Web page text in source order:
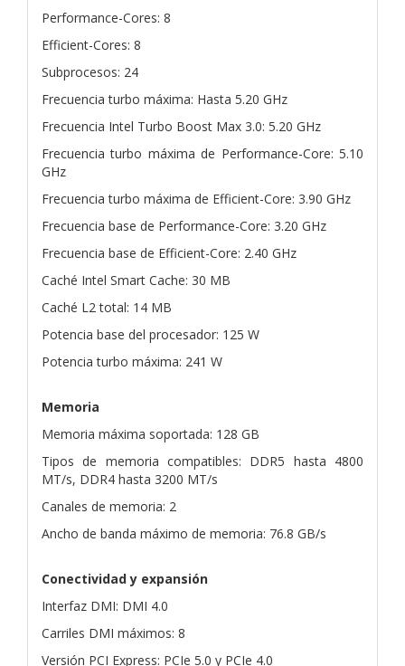
Performance-Cores: 8
Efficient-Cores: 8
Subprocesos: 24
Frecuencia turbo máxima: Hasta 5.20 GHz
Frecuencia Intel Turbo Boost Max 3.0: 5.20 GHz
Frecuencia turbo máxima de Performance-Core: 5.10
GHz
Frecuencia turbo máxima de Efficient-Core: 3.90 GHz
Frecuencia base de Performance-Core: 3.20 GHz
Frecuencia base de Efficient-Core: 2.40 GHz
Caché Intel Smart Cache: 30 MB
Caché L2 total: 14 MB
Potencia base del procesador: 125 W
Potencia turbo máxima: 241 W
Memoria
Memoria máxima soportada: 128 GB
Tipos de memoria compatibles: DDR5 hasta 4800
MT/s, DDR4 hasta 3200 MT/s
Canales de memoria: 2
Ancho de banda máximo de memoria: 76.8 GB/s
Conectividad y expansión
Interfaz DMI: DMI 4.0
Carriles DMI máximos: 8
Versión PCI Express: PCIe 5.0 y PCIe 4.0